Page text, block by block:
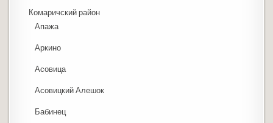
Комаричский район
Апажа
Аркино
Асовица
Асовицкий Алешок
Бабинец